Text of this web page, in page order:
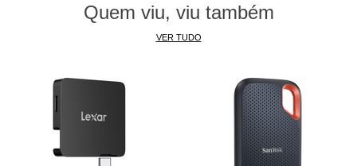
privados seguros.
software intuitivo para sistemas Windows e Macs para
configurar uma senha e baixar as atualizações de firmware
mais recentes. Um aplicativo móvel para smartphones e
tablets Android também está disponível para download.
Quem viu, viu também
VER TUDO